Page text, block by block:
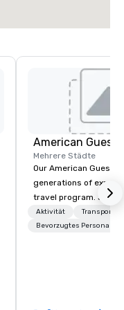
American Guest
Mehrere Städte
Our American Guest
generations of
travel program. Since
mission has been to
imagination of your
Aktivität
Transport
Bevorzugtes Personal